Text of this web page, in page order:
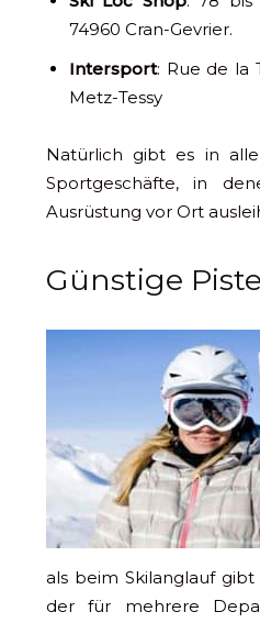
74960 Cran-Gevrier.
Intersport: Rue de la
Metz-Tessy
Natürlich gibt es in
Sportgeschäfte, in
Ausrüstung vor Ort
Günstige
als beim Skilanglauf gibt
der für mehrere